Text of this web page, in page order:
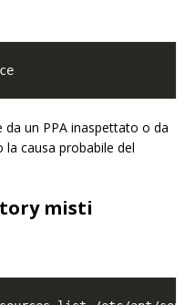
da un PPA inaspettato o da
causa probabile del
misti